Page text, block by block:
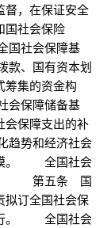
督，在保证安全
国社会保险
社会保障基
、国有资本划
筹集的资金构
保障储备基
会保障支出的补
势和经济社会
模。 全国社会
定。 第五条 国
拟订全国社会保
行。 全国社会